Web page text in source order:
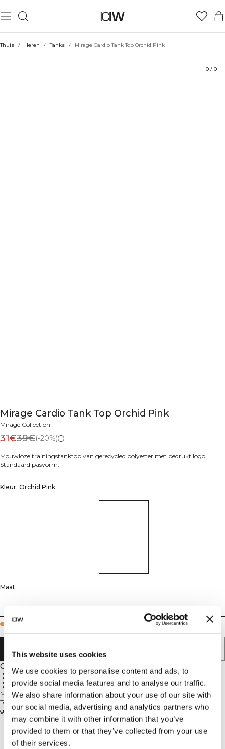
This website uses cookies
We use cookies to personalise content and ads, to
provide social media features and to analyse our traffic.
We also share information about your use of our site with
our social media, advertising and analytics partners who
may combine it with other information that you’ve
provided to them or that they’ve collected from your use
of their services.
Thuis / Heren / Tanks / Mirage Cardio Tank Top Orchid Pink
0 / 0
Mirage Cardio Tank Top Orchid Pink
Mirage Collection
31€39€(-20%)
Mouwloze trainingstanktop van gerecycled polyester met bedrukt logo.
Standaard pasvorm.
Kleur: Orchid Pink
Maat
Omschrijving
Standaard pasvorm
Gerecycled polyester
Bedrukt logo
Mouwloze trainingstanktop ontworpen voor cardio. De Mirage Cardio Tank
Top is uitgevoerd in een standaard pasvorm en gemaakt van een mix van
gerecycled polyester en elastaan die zacht aanvoelt op de huid en met elke
herhaling met je meebeweegt. Het minimalistische design maakt het
makkelijk te combineren met je favoriete gymoutfit, terwijl de cut-and-sew-
constructie een strakke, betrouwbare afwerking geeft. Afgewerkt met een
bedrukt ICIW-logo voor een sportieve look.
Technische aspecten